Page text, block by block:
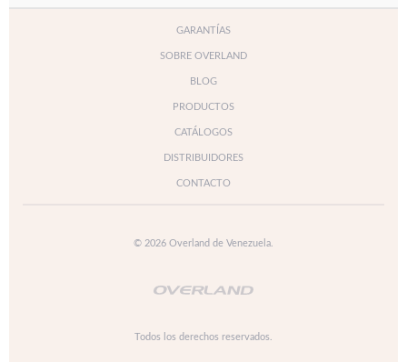
GARANTÍAS
SOBRE OVERLAND
BLOG
PRODUCTOS
CATÁLOGOS
DISTRIBUIDORES
CONTACTO
© 2026 Overland de Venezuela.
Todos los derechos reservados.